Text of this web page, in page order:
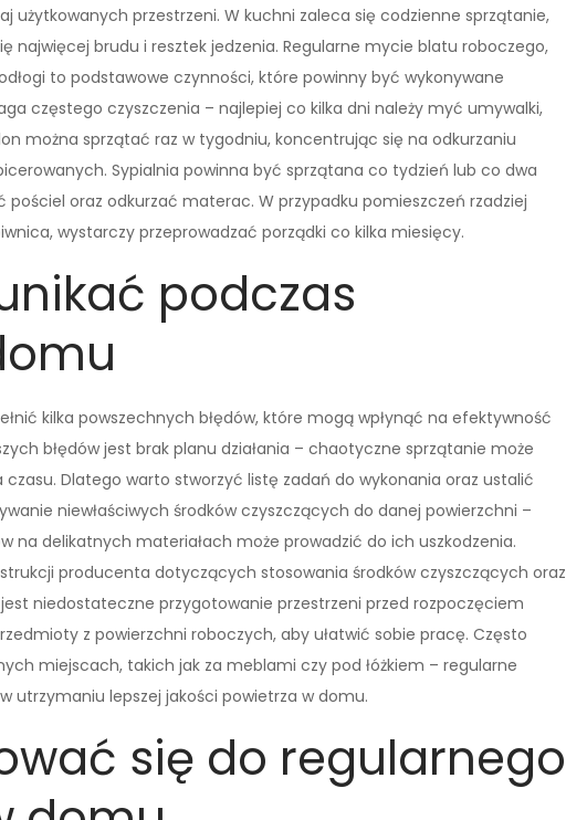
użytkowanych przestrzeni. W kuchni zaleca się codzienne sprzątanie,
najwięcej brudu i resztek jedzenia. Regularne mycie blatu roboczego,
to podstawowe czynności, które powinny być wykonywane
częstego czyszczenia – najlepiej co kilka dni należy myć umywalki,
można sprzątać raz w tygodniu, koncentrując się na odkurzaniu
Sypialnia powinna być sprzątana co tydzień lub co dwa
oraz odkurzać materac. W przypadku pomieszczeń rzadziej
wystarczy przeprowadzać porządki co kilka miesięcy.
podczas
kilka powszechnych błędów, które mogą wpłynąć na efektywność
błędów jest brak planu działania – chaotyczne sprzątanie może
Dlatego warto stworzyć listę zadań do wykonania oraz ustalić
niewłaściwych środków czyszczących do danej powierzchni –
na delikatnych materiałach może prowadzić do ich uszkodzenia.
producenta dotyczących stosowania środków czyszczących oraz
niedostateczne przygotowanie przestrzeni przed rozpoczęciem
z powierzchni roboczych, aby ułatwić sobie pracę. Często
miejscach, takich jak za meblami czy pod łóżkiem – regularne
utrzymaniu lepszej jakości powietrza w domu.
się do regularnego